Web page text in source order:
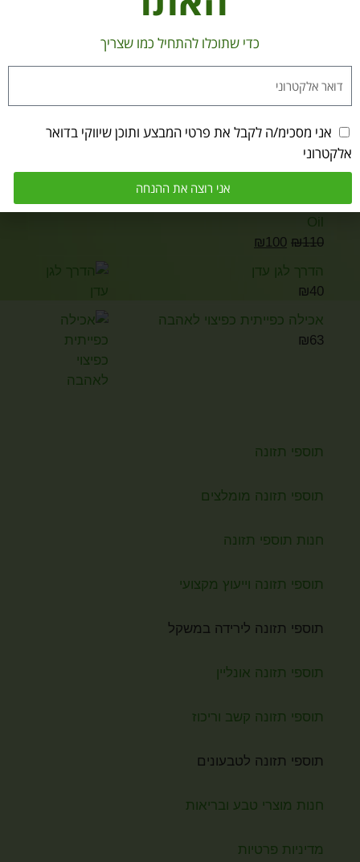
אמנות צ'וקין (The Art of Chokin)
שמן אתרי הינוקי Hinoki Essential
Oil
₪110
₪100
הדרך לגן עדן
₪40
אכילה כפייתית כפיצוי לאהבה
₪63
תוספי תזונה
תוספי תזונה מומלצים
חנות תוספי תזונה
תוספי תזונה וייעוץ מקצועי
תוספי תזונה לירידה במשקל
תוספי תזונה אונליין
תוספי תזונה קשב וריכוז
תוספי תזונה לטבעונים
חנות מוצרי טבע ובריאות
מדיניות פרטיות
כדי שתוכלו להתחיל כמו שצריך
אני מסכימ/ה לקבל את פרטי המבצע ותוכן שיווקי בדואר
אלקטרוני
אני רוצה את ההנחה